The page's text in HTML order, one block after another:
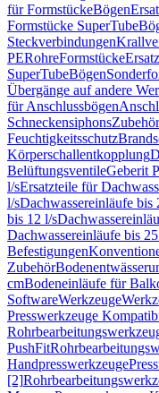
für FormstückeBögen
Formstücke SuperTube
Steckverbindungen
PERohreFormstücke
SuperTubeBögen
Übergänge auf andere
für Anschlussbögen
SchneckensiphonsZubehör
Feuchtigkeitsschutz
Körperschallentkopplung
BelüftungsventileGeberit
l/sErsatzteile für
l/sDachwassereinläufe bis
bis 12 l/s
Dachwassereinläufe bis
Befestigungen
Zubehör
cmBodeneinläufe für
SoftwareWerkzeuge
Presswerkzeuge
PushFit
Handpresswerkzeuge
[2]